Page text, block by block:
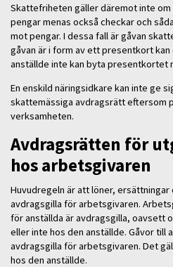
Skattefriheten gäller däremot inte om
pengar menas också checkar och
mot pengar. I dessa fall är gåvan
gåvan är i form av ett presentkort
anställde inte kan byta presentkortet
En enskild näringsidkare kan inte ge
skattemässiga avdragsrätt eftersom
verksamheten.
Avdragsrätten för
hos arbetsgivaren
Huvudregeln är att löner,
avdragsgilla för arbetsgivaren.
för anställda är avdragsgilla, oavsett
eller inte hos den anställde. Gåvor till
avdragsgilla för arbetsgivaren. Det
hos den anställde.